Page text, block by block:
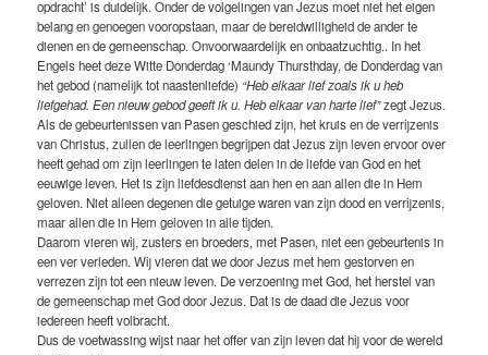
opdracht’ is duidelijk. Onder de volgelingen van Jezus moet niet het eigen
belang en genoegen vooropstaan, maar de bereidwilligheid de ander te
dienen en de gemeenschap. Onvoorwaardelijk en onbaatzuchtig.. In het
Engels heet deze Witte Donderdag ‘Maundy Thursthday, de Donderdag van
het gebod (namelijk tot naastenliefde) “Heb elkaar lief zoals ik u heb
liefgehad. Een nieuw gebod geeft ik u. Heb elkaar van harte lief”zegt Jezus.
Als de gebeurtenissen van Pasen geschied zijn, het kruis en de verrijzenis
van Christus, zullen de leerlingen begrijpen dat Jezus zijn leven ervoor over
heeft gehad om zijn leerlingen te laten delen in de liefde van God en het
eeuwige leven. Het is zijn liefdesdienst aan hen en aan allen die in Hem
geloven. Niet alleen degenen die getuige waren van zijn dood en verrijzenis,
maar allen die in Hem geloven in alle tijden.
Daarom vieren wij, zusters en broeders, met Pasen, niet een gebeurtenis in
een ver verleden. Wij vieren dat we door Jezus met hem gestorven en
verrezen zijn tot een nieuw leven. De verzoening met God, het herstel van
de gemeenschap met God door Jezus. Dat is de daad die Jezus voor
iedereen heeft volbracht.
Dus de voetwassing wijst naar het offer van zijn leven dat hij voor de wereld